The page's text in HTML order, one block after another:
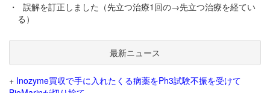
・
誤解を訂正しました（先立つ治療1回の→先立つ治療を経てい
る）
最新ニュース
+ Inozyme買収で手に入れたくる病薬をPh3試験不振を受けて